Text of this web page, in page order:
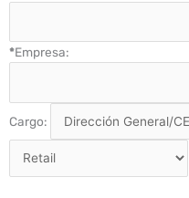
*Empresa:
Cargo: